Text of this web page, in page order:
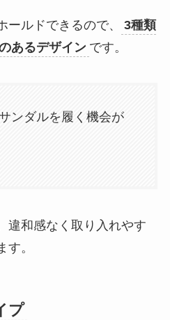
ルドできるので、
3種類
あるデザイン です。
ンダルを履く機会が
違和感なく取り入れやす
。
プ